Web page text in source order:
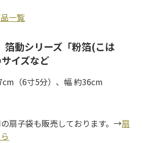
一覧
箔動シリーズ「粉箔(こは
イズなど
（6寸5分）、幅 約36cm
扇子袋も販売しております。→扇